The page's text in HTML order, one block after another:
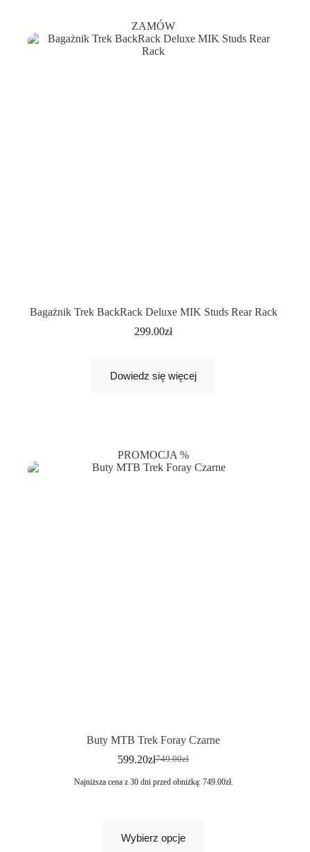
ZAMÓW
Bagażnik Trek BackRack Deluxe MIK Studs Rear Rack
299.00zł
Dowiedz się więcej
PROMOCJA %
Buty MTB Trek Foray Czarne
749.00zł
599.20zł
Najniższa cena z 30 dni przed obniżką: 749.00zł.
Wybierz opcje